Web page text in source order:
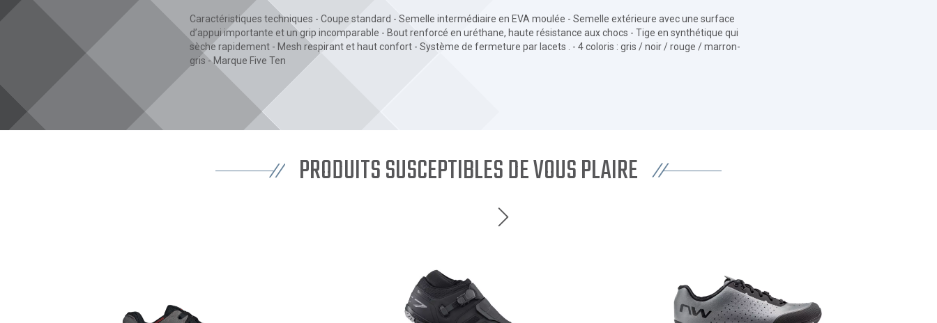
Caractéristiques techniques - Coupe standard - Semelle intermédiaire en EVA moulée - Semelle extérieure avec une surface
d’appui importante et un grip incomparable - Bout renforcé en uréthane, haute résistance aux chocs - Tige en synthétique qui
sèche rapidement - Mesh respirant et haut confort - Système de fermeture par lacets . - 4 coloris : gris / noir / rouge / marron-
gris - Marque Five Ten
PRODUITS SUSCEPTIBLES DE VOUS PLAIRE